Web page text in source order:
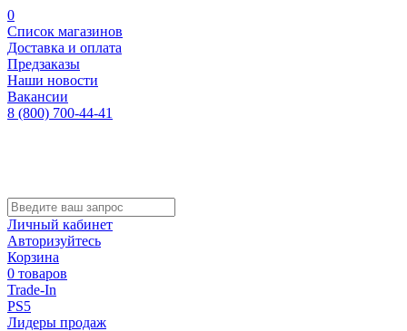
0
Список магазинов
Доставка и оплата
Предзаказы
Наши новости
Вакансии
8 (800) 700-44-41
Личный кабинет
Авторизуйтесь
Корзина
0 товаров
Trade-In
PS5
Лидеры продаж